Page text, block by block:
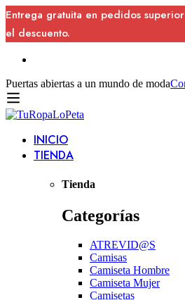
Entrega gratuita en pedidos
el descuento.
Puertas abiertas a un mundo de moda
INICIO
TIENDA
Tienda
Categorías
ATREVID@S
Camisas
Camiseta Hombre
Camiseta Mujer
Camisetas